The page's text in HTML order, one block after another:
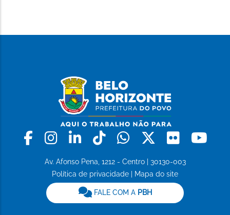
Facebook
Instagram
LinkedinTiktokWhatsapp
X Flickr
Av. Afonso Pena, 1212 - Centro | 30130-003
Política de privacidade | Mapa do site
FALE COM A PBH